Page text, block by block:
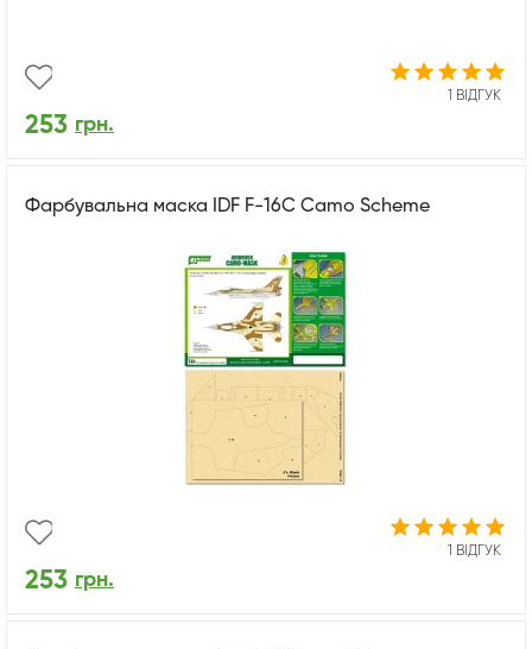
1 ВІДГУК
253 грн.
Фарбувальна маска IDF F-16C Camo Scheme
1 ВІДГУК
253 грн.